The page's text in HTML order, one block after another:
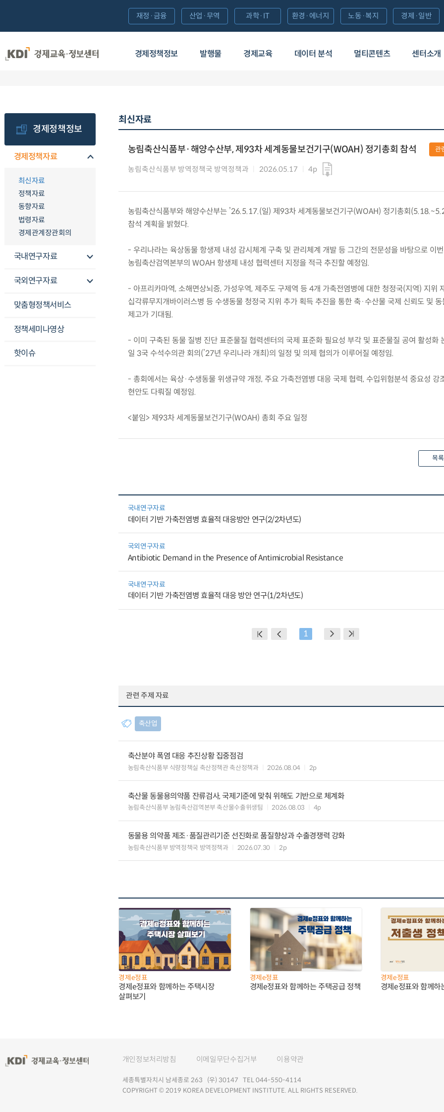
경제정책정보 발행물 경제교육 데이터 분석 멀티콘텐츠 센터소개
재정·금융 산업·무역 과학·IT 환경·에너지 노동·복지 경제·일반
경제정책정보
경제정책자료
최신자료
정책자료
동향자료
법령자료
경제관계장관회의
국내연구자료
국외연구자료
맞춤형정책서비스
정책세미나영상
핫이슈
최신자료
농림축산식품부·해양수산부, 제93차 세계동물보건기구(WOAH) 정기총회 참석
농림축산식품부 방역정책국 방역정책과 2026.05.17 4p
관
농림축산식품부와 해양수산부는 ’26.5.17.(일) 제93차 세계동물보건기구(WOAH) 정기총회
참석 계획을 밝혔다.
- 우리나라는 육상동물 항생제 내성 감시체계 구축 및 관리체계 개발 등 그간의 전문성을 바탕으로 이
농림축산검역본부의 WOAH 항생제 내성 협력센터 지정을 적극 추진할 예정임.
- 아프리카마역, 소해면상뇌증, 가성우역, 제주도 구제역 등 4개 가축전염병에 대한 청정국(지역) 지위
십각류무지개바이러스병 등 수생동물 청정국 지위 추가 획득 추진을 통한 축·수산물 국제 신뢰도 및
제고가 기대됨.
- 이미 구축된 동물 질병 진단 표준물질 협력센터의 국제 표준화 필요성 부각 및 표준물질 공여 활성화
일 3국 수석수의관 회의(’27년 우리나라 개최)의 일정 및 의제 협의가 이루어질 예정임.
- 총회에서는 육상·수생동물 위생규약 개정, 주요 가축전염병 대응 국제 협력, 수입위험분석 중요성 강
현안도 다뤄질 예정임.
<붙임> 제93차 세계동물보건기구(WOAH) 총회 주요 일정
목
국내연구자료
데이터 기반 가축전염병 효율적 대응방안 연구(2/2차년도)
국외연구자료
Antibiotic Demand in the Presence of Antimicrobial Resistance
국내연구자료
데이터 기반 가축전염병 효율적 대응 방안 연구(1/2차년도)
1
관련 주제 자료
축산업
축산분야 폭염 대응 추진상황 집중점검
농림축산식품부 식량정책실 축산정책관 축산정책과 2026.08.04 2p
축산물 동물용의약품 잔류검사, 국제기준에 맞춰 위해도 기반으로 체계화
농림축산식품부 농림축산검역본부 축산물수출위생팀 2026.08.03 4p
동물용 의약품 제조·품질관리기준 선진화로 품질향상과 수출경쟁력 강화
농림축산식품부 방역정책국 방역정책과 2026.07.30 2p
경제e정표
경제e정표와 함께하는 주택시장
살펴보기
경제e정표
경제e정표와 함께하는 주택공급 정책
경제e정표
경제e정표와 함께하
개인정보처리방침 이메일무단수집거부 이용약관
세종특별자치시 남세종로 263 (우) 30147 TEL 044-550-4114
COPYRIGHT © 2019 KOREA DEVELOPMENT INSTITUTE. ALL RIGHTS RESERVED.